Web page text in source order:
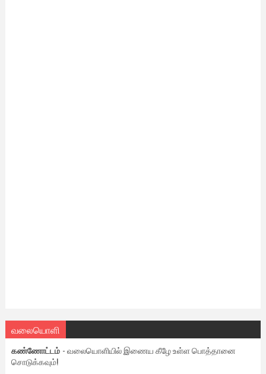
வலையொளி
கண்ணோட்டம் - வலையொளியில் இணைய கீழே உள்ள பொத்தானை
சொடுக்கவும்!